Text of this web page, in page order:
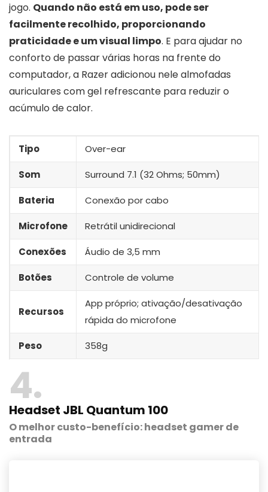
jogo. Quando não está em uso, pode ser
facilmente recolhido, proporcionando
praticidade e um visual limpo. E para ajudar no
conforto de passar várias horas na frente do
computador, a Razer adicionou nele almofadas
auriculares com gel refrescante para reduzir o
acúmulo de calor.
Tipo Over-ear
Som Surround 7.1 (32 Ohms; 50mm)
Bateria Conexão por cabo
Microfone Retrátil unidirecional
Conexões Áudio de 3,5 mm
Botões Controle de volume
Recursos
App próprio; ativação/desativação
rápida do microfone
Peso ‎358g
4
Headset JBL Quantum 100
O melhor custo-benefício: headset gamer de
entrada